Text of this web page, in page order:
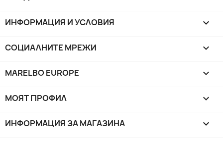
ИНФОРМАЦИЯ И УСЛОВИЯ 
СОЦИАЛНИТЕ МРЕЖИ 
MARELBO EUROPE 
МОЯТ ПРОФИЛ 
ИНФОРМАЦИЯ ЗА МАГАЗИНА keyboard_arrow_down